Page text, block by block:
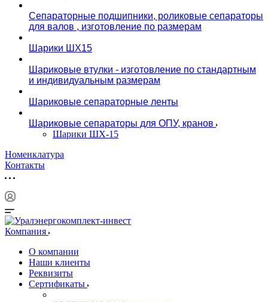
Сепараторные подшипники, роликовые сепараторы
для валов , изготовление по размерам
Шарики ШХ15
Шариковые втулки - изготовление по стандартным
и индивидуальным размерам
Шариковые сепараторные ленты
Шариковые сепараторы для ОПУ, кранов
Шарики ШХ-15
Номенклатура
Контакты
Компания
О компании
Наши клиенты
Реквизиты
Сертификаты